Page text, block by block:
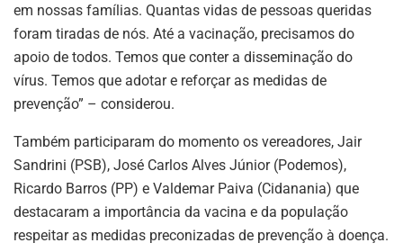
em nossas famílias. Quantas vidas de pessoas queridas
foram tiradas de nós. Até a vacinação, precisamos do
apoio de todos. Temos que conter a disseminação do
vírus. Temos que adotar e reforçar as medidas de
prevenção” – considerou.
Também participaram do momento os vereadores, Jair
Sandrini (PSB), José Carlos Alves Júnior (Podemos),
Ricardo Barros (PP) e Valdemar Paiva (Cidanania) que
destacaram a importância da vacina e da população
respeitar as medidas preconizadas de prevenção à doença.